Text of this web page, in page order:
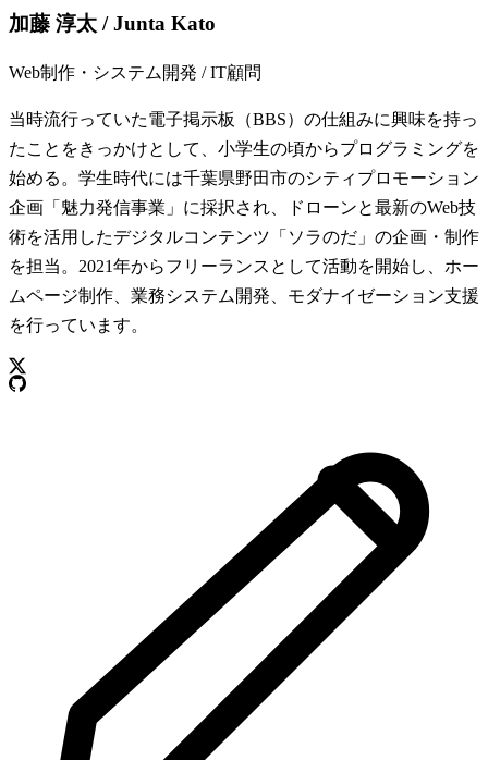
加藤 淳太 / Junta Kato
Web制作・システム開発 / IT顧問
当時流行っていた電子掲示板（BBS）の仕組みに興味を持っ
たことをきっかけとして、小学生の頃からプログラミングを
始める。学生時代には千葉県野田市のシティプロモーション
企画「魅力発信事業」に採択され、ドローンと最新のWeb技
術を活用したデジタルコンテンツ「ソラのだ」の企画・制作
を担当。2021年からフリーランスとして活動を開始し、ホー
ムページ制作、業務システム開発、モダナイゼーション支援
を行っています。